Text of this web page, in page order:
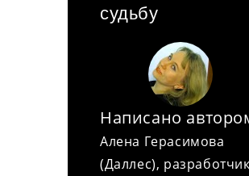
судьбу
Написано
Алена Герасимова
(Даллес), разработчик